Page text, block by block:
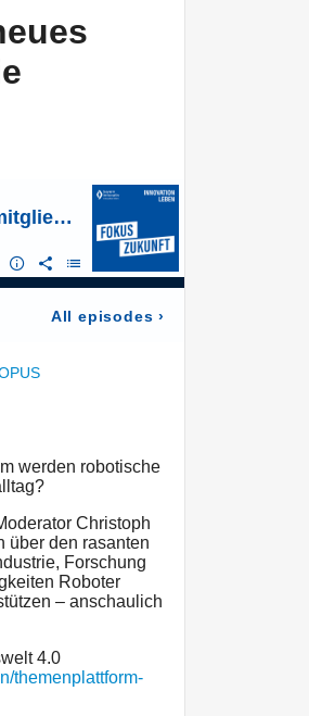
Humanoide Robotik: Ein neues Teammitglied verändert die Arbeitswelt
All episodes ›
werden robotische
Christoph
über den rasanten
Forschung
Roboter
– anschaulich
4.0
themenplattform-